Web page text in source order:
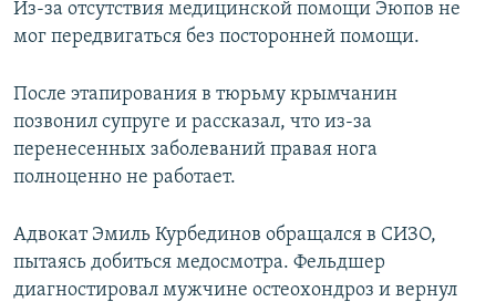
Из-за отсутствия медицинской помощи Эюпов не
мог передвигаться без посторонней помощи.
После этапирования в тюрьму крымчанин
позвонил супруге и рассказал, что из-за
перенесенных заболеваний правая нога
полноценно не работает.
Адвокат Эмиль Курбединов обращался в СИЗО,
пытаясь добиться медосмотра. Фельдшер
диагностировал мужчине остеохондроз и вернул